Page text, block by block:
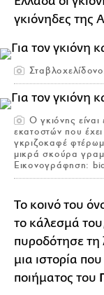
γκιόνηδες της
Ο γκιόνης
εκατοστών που
γκριζοκαφέ
μικρά σκούρα
Εικονογράφηση:
Το κοινό του
το κάλεσμά
πυροδότησε τη
μια ιστορία
ποιήματος του